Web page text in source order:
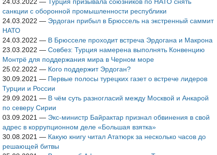
24.03.2022 — Турция призывала союзников по НАТО снять
санкции с оборонной промышленности республики
24.03.2022 — Эрдоган прибыл в Брюссель на экстренный саммит
НАТО
24.03.2022 — В Брюсселе проходит встреча Эрдогана и Макрона
23.03.2022 — Совбез: Турция намерена выполнять Конвенцию
Монтрё для поддержания мира в Черном море
25.02.2022 — Кого поддержит Эрдоган?
30.09.2021 — Первые полосы турецких газет о встрече лидеров
Турции и России
29.09.2021 — В чём суть разногласий между Москвой и Анкарой
по северу Сирии
03.09.2021 — Экс-министр Байрактар признал обвинения в свой
адрес в коррупционном деле «Большая взятка»
30.08.2021 — Какую книгу читал Ататюрк за несколько часов до
решающей битвы